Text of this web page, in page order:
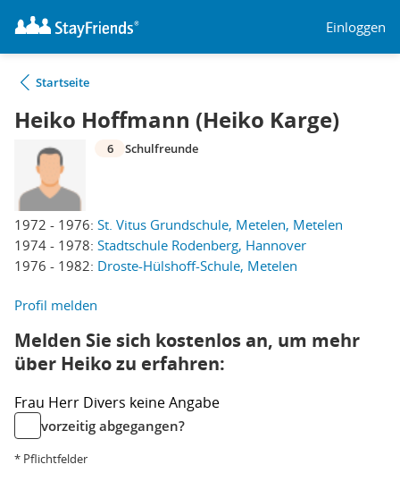
Einloggen
Startseite
Heiko Hoffmann (Heiko Karge)
1972 - 1976: St. Vitus Grundschule, Metelen, Metelen
1974 - 1978: Stadtschule Rodenberg, Hannover
1976 - 1982: Droste-Hülshoff-Schule, Metelen
6 Schulfreunde
Profil melden
Melden Sie sich kostenlos an, um mehr
über Heiko zu erfahren:
Frau Herr Divers keine Angabe
vorzeitig abgegangen?
* Pflichtfelder